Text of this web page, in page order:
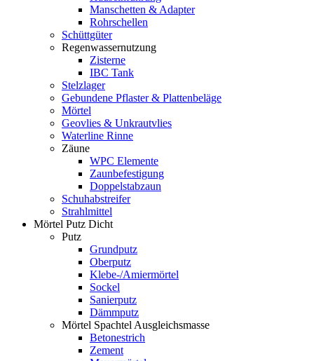
Manschetten & Adapter
Rohrschellen
Schüttgüter
Regenwassernutzung
Zisterne
IBC Tank
Stelzlager
Gebundene Pflaster & Plattenbeläge
Mörtel
Geovlies & Unkrautvlies
Waterline Rinne
Zäune
WPC Elemente
Zaunbefestigung
Doppelstabzaun
Schuhabstreifer
Strahlmittel
Mörtel Putz Dicht
Putz
Grundputz
Oberputz
Klebe-/Amiermörtel
Sockel
Sanierputz
Dämmputz
Mörtel Spachtel Ausgleichsmasse
Betonestrich
Zement